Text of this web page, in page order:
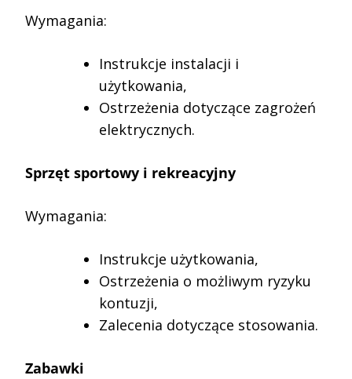
Wymagania:
Instrukcje instalacji i
użytkowania,
Ostrzeżenia dotyczące zagrożeń
elektrycznych.
Sprzęt sportowy i rekreacyjny
Wymagania:
Instrukcje użytkowania,
Ostrzeżenia o możliwym ryzyku
kontuzji,
Zalecenia dotyczące stosowania.
Zabawki